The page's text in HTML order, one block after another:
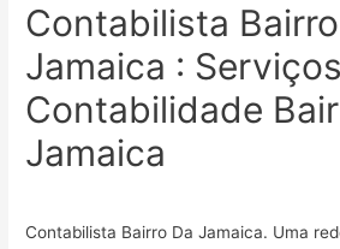
Contabilista
Jamaica :
Contabilidade
Jamaica
Contabilista Bairro Da Jamaica. Uma